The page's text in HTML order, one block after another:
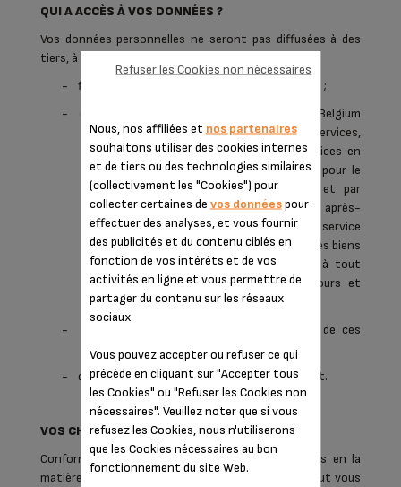
QUI A ACCÈS À VOS DONNÉES ?
Vos données personnelles ne seront pas diffusées à des
tiers, à l'exception des :
-
filiales du Groupe SEB Belgium SA NV et de SIS ;
-
employés dûment autorisés du Groupe SEB Belgium
SA NV et de SIS et de leurs fournisseurs de services,
afin de leur permettre de fournir les services en
question ou de réaliser certaines tâches pour le
compte du Groupe SEB Belgium SA NV et par
conséquent de SIS (y compris le service après-
vente, les études de marché ou le service
consommateurs, la gestion des comptes, des biens
ou des services fournis actuellement ou à tout
moment, les tirages de prix, jeux concours et
promotions) ;
-
les acheteurs ou acheteurs potentiels de ces
sociétés, dans le cas d'une acquisition ;
-
dans les cas où la loi ou les autorités l'exigent.
VOS CHOIX QUANT AU MARKETING DIRECT
Conformément à vos choix et aux lois applicables en la
matière, le Groupe SEB Belgium SA NV et/ou SIS peut vous
Nous, nos affiliées et nos partenaires
souhaitons utiliser des cookies internes
et de tiers ou des technologies similaires
(collectivement les "Cookies") pour
collecter certaines de vos donnéespour
effectuer des analyses, et vous fournir
des publicités et du contenu ciblés en
fonction de vos intérêts et de vos
activités en ligne et vous permettre de
partager du contenu sur les réseaux
sociaux
Vous pouvez accepter ou refuser ce qui
précède en cliquant sur "Accepter tous
les Cookies" ou "Refuser les Cookies non
nécessaires". Veuillez noter que si vous
refusez les Cookies, nous n'utiliserons
que les Cookies nécessaires au bon
fonctionnement du site Web.
Refuser les Cookies non nécessaires